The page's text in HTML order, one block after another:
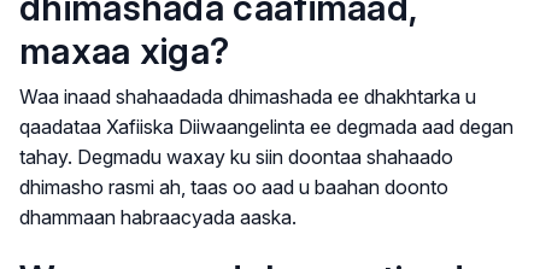
maxaa xiga?
Waa inaad shahaadada dhimashada ee dhakhtarka u
qaadataa Xafiiska Diiwaangelinta ee degmada aad degan
tahay. Degmadu waxay ku siin doontaa shahaado
dhimasho rasmi ah, taas oo aad u baahan doonto
dhammaan habraacyada aaska.